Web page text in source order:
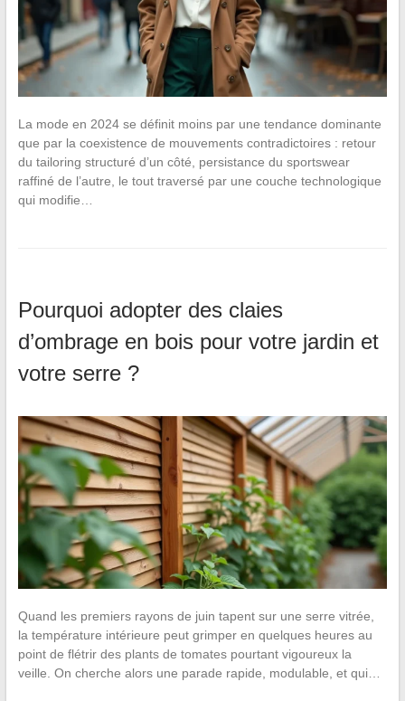
La mode en 2024 se définit moins par une tendance dominante
que par la coexistence de mouvements contradictoires : retour
du tailoring structuré d’un côté, persistance du sportswear
raffiné de l’autre, le tout traversé par une couche technologique
qui modifie…
Pourquoi adopter des claies
d’ombrage en bois pour votre jardin et
votre serre ?
Quand les premiers rayons de juin tapent sur une serre vitrée,
la température intérieure peut grimper en quelques heures au
point de flétrir des plants de tomates pourtant vigoureux la
veille. On cherche alors une parade rapide, modulable, et qui…